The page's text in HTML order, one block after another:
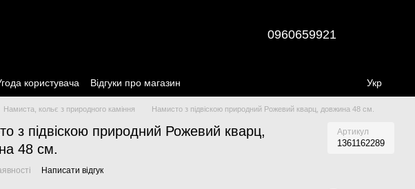
0960659921
користувача Відгуки про магазин Укр
Намиста, кольє з природного каміння Намисто з підвіскою природний Рожевий кварц, довжина 48 см.
з підвіскою природний Рожевий кварц,
48 см.
Артикул
1361162289
Написати відгук